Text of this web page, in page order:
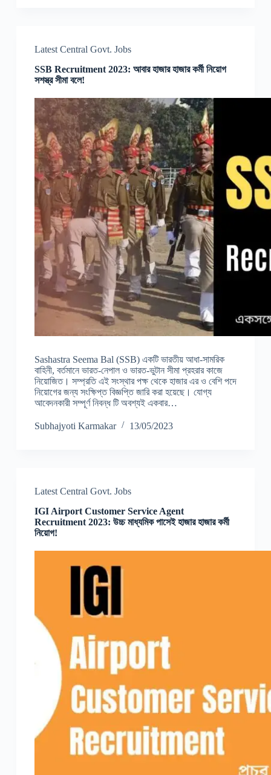
Latest Central Govt. Jobs
SSB Recruitment 2023: আবার হাজার হাজার কর্মী নিয়োগ
সশস্ত্র সীমা বলে!
Sashastra Seema Bal (SSB) একটি ভারতীয় আধা-সামরিক
বাহিনী, বর্তমানে ভারত-নেপাল ও ভারত-ভুটান সীমা প্রহরার কাজে
নিয়োজিত। সম্প্রতি এই সংস্থার পক্ষ থেকে হাজার এর ও বেশি পদে
নিয়োগের জন্য সংক্ষিপ্ত বিজ্ঞপ্তি জারি করা হয়েছে। যোগ্য
আবেদনকারী সম্পূর্ণ নিবন্ধ টি অবশ্যই একবার…
Subhajyoti Karmakar 13/05/2023
Latest Central Govt. Jobs
IGI Airport Customer Service Agent
Recruitment 2023: উচ্চ মাধ্যমিক পাসেই হাজার হাজার কর্মী
নিয়োগ!